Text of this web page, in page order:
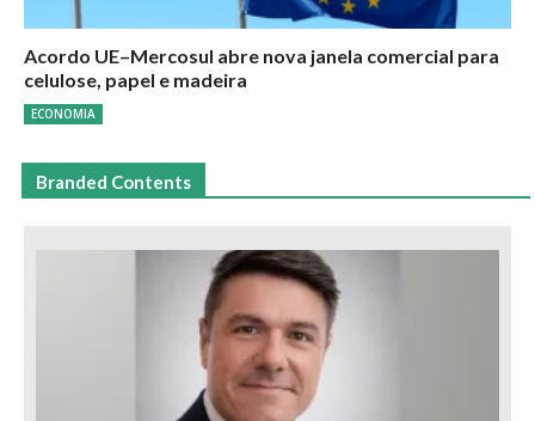
Acordo UE–Mercosul abre nova janela comercial para
celulose, papel e madeira
ECONOMIA
Branded Contents